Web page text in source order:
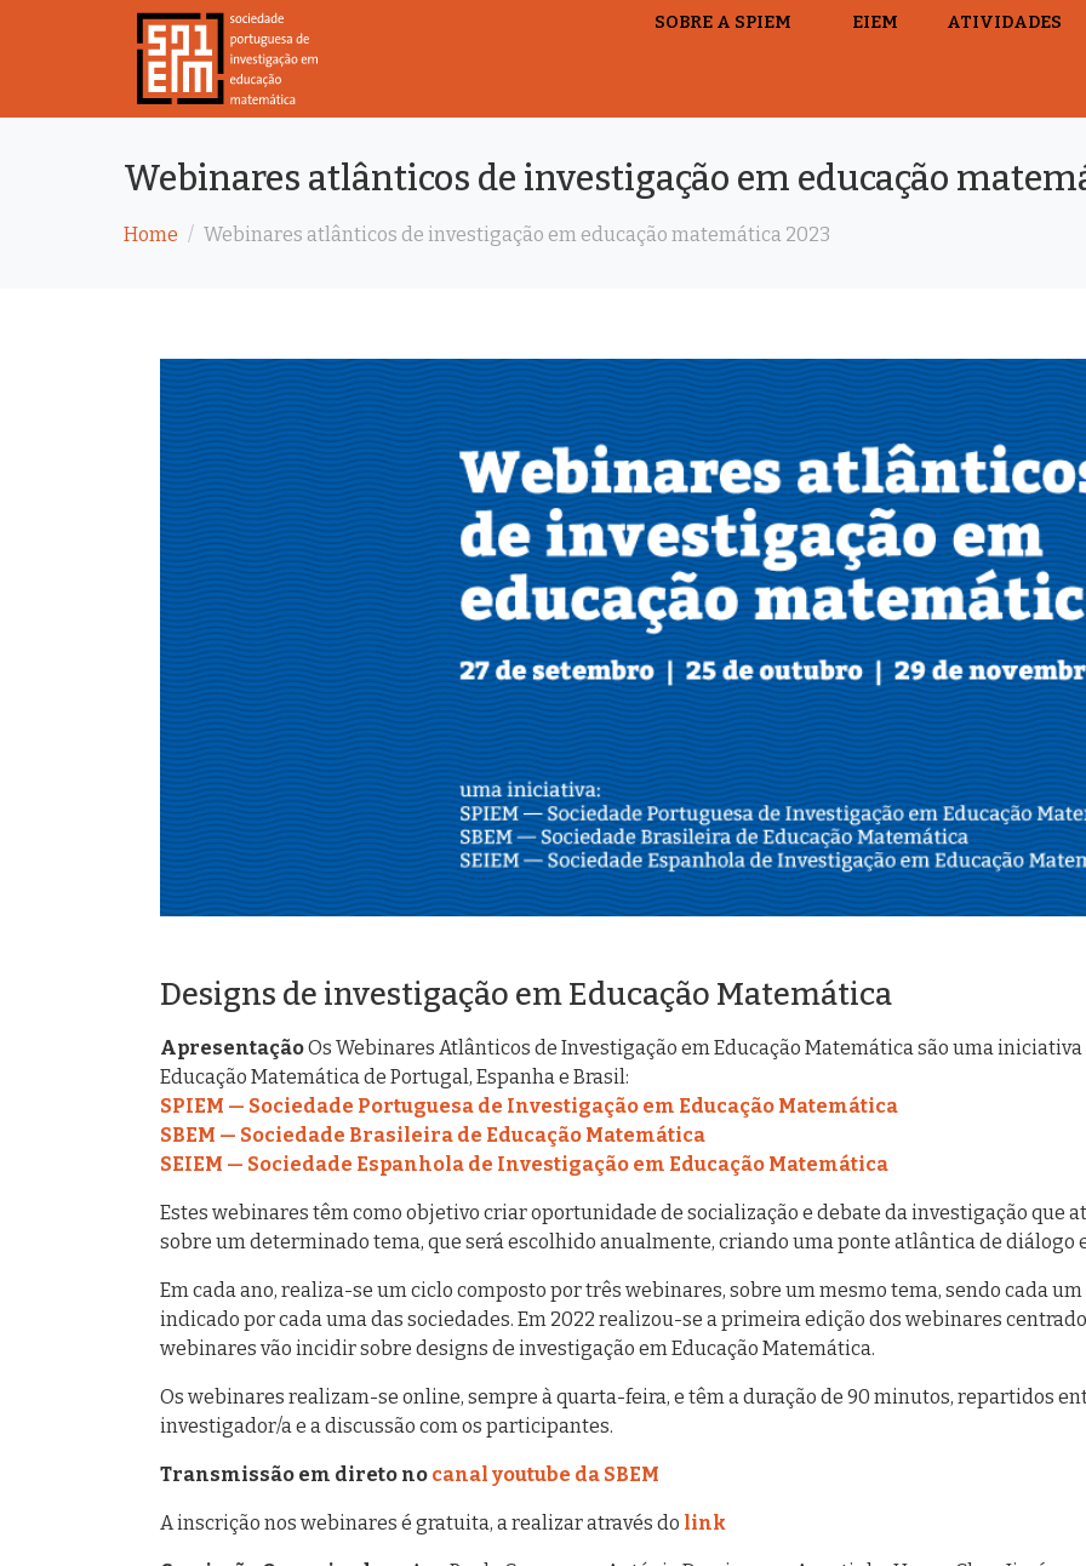
SOBRE A SPIEM EIEM ATIVIDADES
Webinares atlânticos de investigação em educação
Home Webinares atlânticos de investigação em educação matemática 2023
Designs de investigação em Educação Matemática
ApresentaçãoOs Webinares Atlânticos de Investigação em Educação Matemática são uma
Educação Matemática de Portugal, Espanha e Brasil:
SPIEM — Sociedade Portuguesa de Investigação em Educação Matemática
SBEM — Sociedade Brasileira de Educação Matemática
SEIEM — Sociedade Espanhola de Investigação em Educação Matemática
Estes webinares têm como objetivo criar oportunidade de socialização e debate da investigação que
sobre um determinado tema, que será escolhido anualmente, criando uma ponte atlântica de diálogo
Em cada ano, realiza-se um ciclo composto por três webinares, sobre um mesmo tema, sendo cada
indicado por cada uma das sociedades. Em 2022 realizou-se a primeira edição dos webinares
webinares vão incidir sobre designs de investigação em Educação Matemática.
Os webinares realizam-se online, sempre à quarta-feira, e têm a duração de 90 minutos, repartidos
investigador/a e a discussão com os participantes.
Transmissão em direto no canal youtube da SBEM
A inscrição nos webinares é gratuita, a realizar através do link